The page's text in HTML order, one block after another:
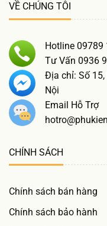
VỀ CHÚNG TÔI
Hotline 09789
Tư Vấn 0936
Địa chỉ: Số 15,
Nội
Email Hỗ Trợ
CHÍNH SÁCH
Chính sách bán hàng
Chính sách bảo hành